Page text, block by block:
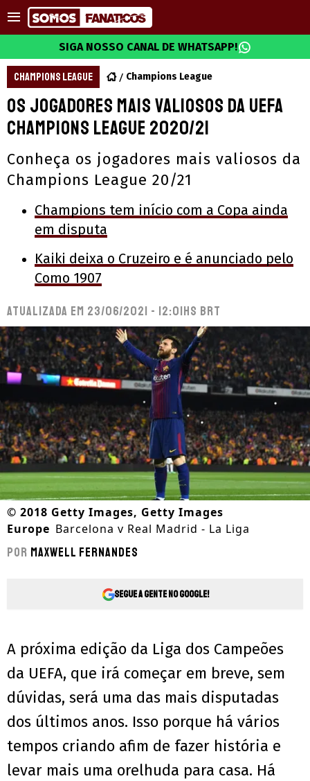
SIGA NOSSO CANAL DE WHATSAPP!
CHAMPIONS LEAGUE Champions League
Os jogadores mais valiosos da UEFA
Champions League 2020/21
Conheça os jogadores mais valiosos da
Champions League 20/21
Champions tem início com a Copa ainda
em disputa
Kaiki deixa o Cruzeiro e é anunciado pelo
Como 1907
Atualizada em 23/06/2021 - 12:01hs BRT
© 2018 Getty Images, Getty Images
Europe Barcelona v Real Madrid - La Liga
Por Maxwell Fernandes
Segue a gente no Google!
A próxima edição da Liga dos Campeões
da UEFA, que irá começar em breve, sem
dúvidas, será uma das mais disputadas
dos últimos anos. Isso porque há vários
tempos criando afim de fazer história e
levar mais uma orelhuda para casa. Há